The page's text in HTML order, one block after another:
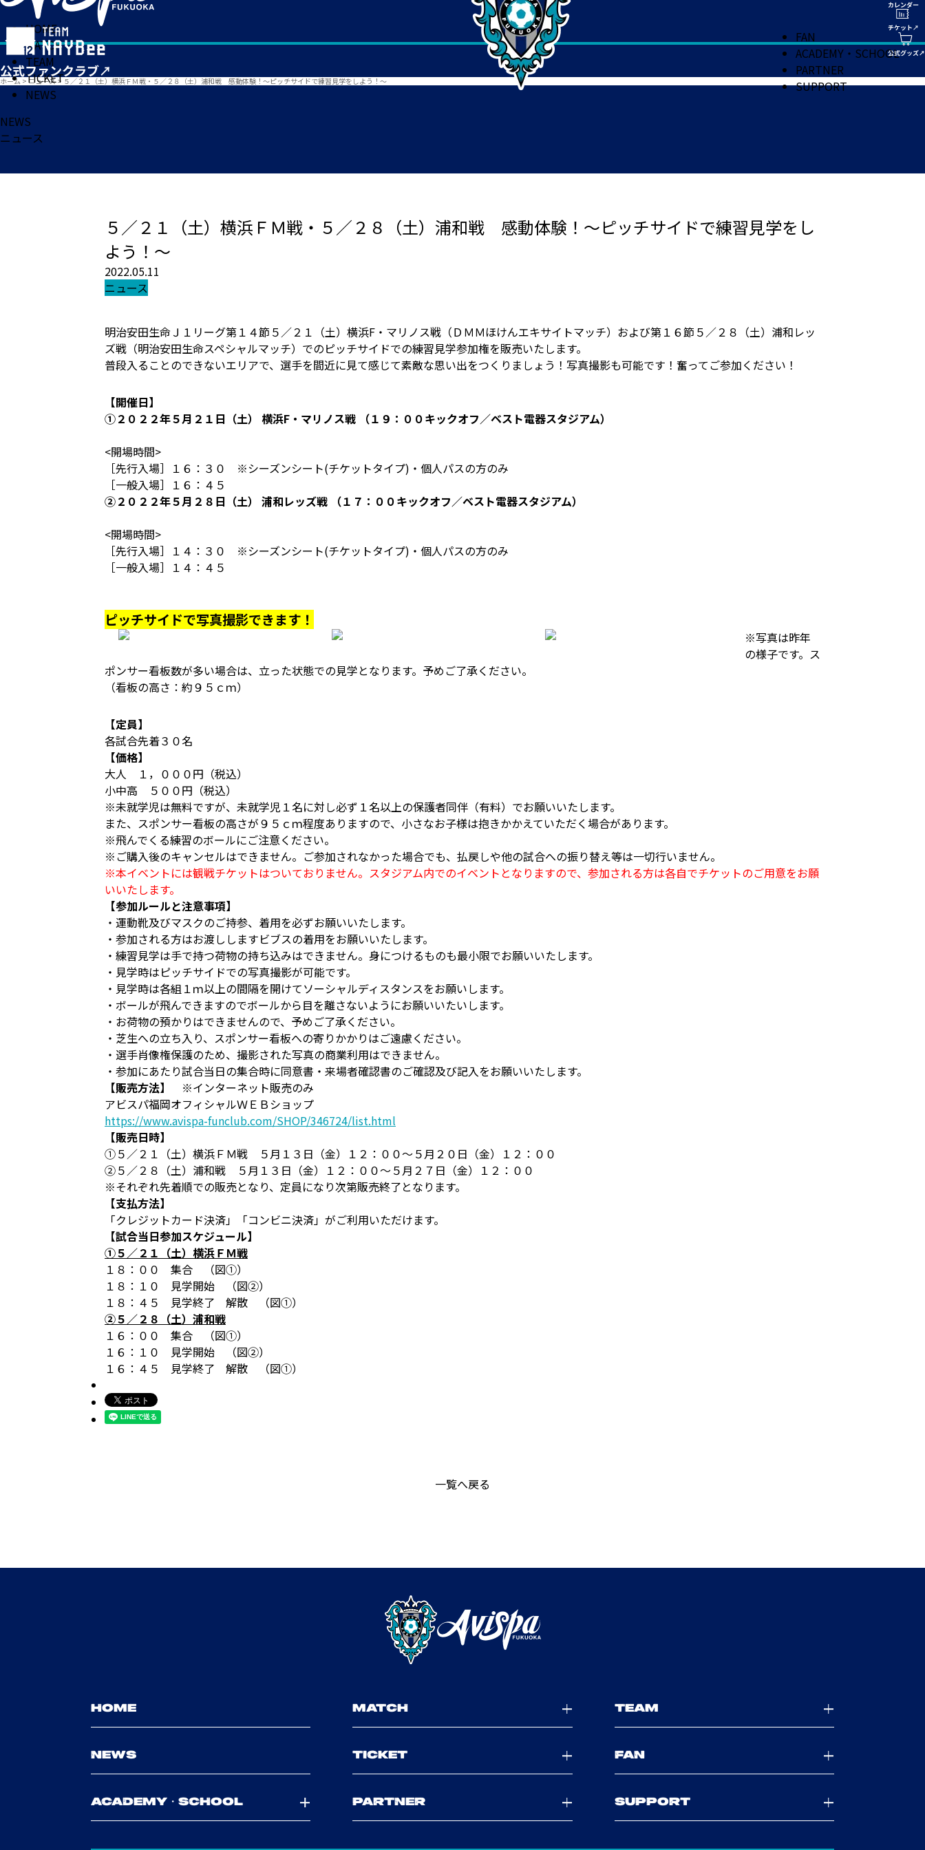
HOME
MATCH
TEAM
TICKET
NEWS
FAN
ACADEMY・SCHOOL
PARTNER
SUPPORT
ホーム > ニュース> ５／２１（土）横浜ＦＭ戦・５／２８（土）浦和戦 感動体験！～ピッチサイドで練習見学をしよう！～
NEWS
ニュース
５／２１（土）横浜ＦＭ戦・５／２８（土）浦和戦 感動体験！～ピッチサイドで練習見学をし
よう！～
2022.05.11
ニュース
明治安田生命Ｊ１リーグ第１４節５／２１（土）横浜F・マリノス戦（ＤＭＭほけんエキサイトマッチ）および第１６節５／２８（土）浦和レッ
ズ戦（明治安田生命スペシャルマッチ）でのピッチサイドでの練習見学参加権を販売いたします。
普段入ることのできないエリアで、選手を間近に見て感じて素敵な思い出をつくりましょう！写真撮影も可能です！奮ってご参加ください！
【開催日】
①２０２２年５月２１日（土） 横浜F・マリノス戦 （１９：００キックオフ／ベスト電器スタジアム）
<開場時間>
［先行入場］１６：３０ ※シーズンシート(チケットタイプ)・個人パスの方のみ
［一般入場］１６：４５
②２０２２年５月２８日（土） 浦和レッズ戦 （１７：００キックオフ／ベスト電器スタジアム）
<開場時間>
［先行入場］１４：３０ ※シーズンシート(チケットタイプ)・個人パスの方のみ
［一般入場］１４：４５
ピッチサイドで写真撮影できます！
※写真は昨年
の様子です。ス
ポンサー看板数が多い場合は、立った状態での見学となります。予めご了承ください。
（看板の高さ：約９５ｃｍ）
【定員】
各試合先着３０名
【価格】
大人 １，０００円（税込）
小中高 ５００円（税込）
※未就学児は無料ですが、未就学児１名に対し必ず１名以上の保護者同伴（有料）でお願いいたします。
また、スポンサー看板の高さが９５ｃｍ程度ありますので、小さなお子様は抱きかかえていただく場合があります。
※飛んでくる練習のボールにご注意ください。
※ご購入後のキャンセルはできません。ご参加されなかった場合でも、払戻しや他の試合への振り替え等は一切行いません。
※本イベントには観戦チケットはついておりません。スタジアム内でのイベントとなりますので、参加される方は各自でチケットのご用意をお願
いいたします。
【参加ルールと注意事項】
・運動靴及びマスクのご持参、着用を必ずお願いいたします。
・参加される方はお渡ししますビブスの着用をお願いいたします。
・練習見学は手で持つ荷物の持ち込みはできません。身につけるものも最小限でお願いいたします。
・見学時はピッチサイドでの写真撮影が可能です。
・見学時は各組１ｍ以上の間隔を開けてソーシャルディスタンスをお願いします。
・ボールが飛んできますのでボールから目を離さないようにお願いいたいします。
・お荷物の預かりはできませんので、予めご了承ください。
・芝生への立ち入り、スポンサー看板への寄りかかりはご遠慮ください。
・選手肖像権保護のため、撮影された写真の商業利用はできません。
・参加にあたり試合当日の集合時に同意書・来場者確認書のご確認及び記入をお願いいたします。
【販売方法】
※インターネット販売のみ
アビスパ福岡オフィシャルＷＥＢショップ
https://www.avispa-funclub.com/SHOP/346724/list.html
【販売日時】
①５／２１（土）横浜ＦＭ戦 ５月１３日（金）１２：００～５月２０日（金）１２：００
②５／２８（土）浦和戦 ５月１３日（金）１２：００～５月２７日（金）１２：００
※それぞれ先着順での販売となり、定員になり次第販売終了となります。
【支払方法】
「クレジットカード決済」「コンビニ決済」がご利用いただけます。
【試合当日参加スケジュール】
①５／２１（土）横浜ＦＭ戦
１８：００ 集合 （図①）
１８：１０ 見学開始 （図②）
１８：４５ 見学終了 解散 （図①）
②５／２８（土）浦和戦
１６：００ 集合 （図①）
１６：１０ 見学開始 （図②）
１６：４５ 見学終了 解散 （図①）
一覧へ戻る
HOME MATCH TEAM
NEWS TICKET FAN
ACADEMY・SCHOOL PARTNER SUPPORT